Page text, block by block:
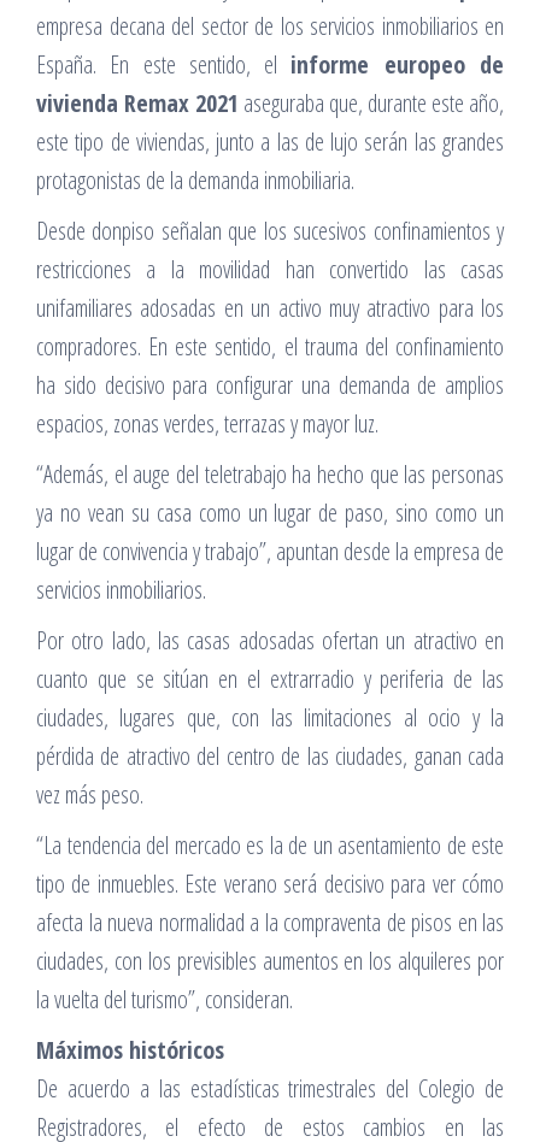
empresa decana del sector de los servicios inmobiliarios en
España. En este sentido, el informe europeo de
vivienda Remax 2021 aseguraba que, durante este año,
este tipo de viviendas, junto a las de lujo serán las grandes
protagonistas de la demanda inmobiliaria.
Desde donpiso señalan que los sucesivos confinamientos y
restricciones a la movilidad han convertido las casas
unifamiliares adosadas en un activo muy atractivo para los
compradores. En este sentido, el trauma del confinamiento
ha sido decisivo para configurar una demanda de amplios
espacios, zonas verdes, terrazas y mayor luz.
“Además, el auge del teletrabajo ha hecho que las personas
ya no vean su casa como un lugar de paso, sino como un
lugar de convivencia y trabajo”, apuntan desde la empresa de
servicios inmobiliarios.
Por otro lado, las casas adosadas ofertan un atractivo en
cuanto que se sitúan en el extrarradio y periferia de las
ciudades, lugares que, con las limitaciones al ocio y la
pérdida de atractivo del centro de las ciudades, ganan cada
vez más peso.
“La tendencia del mercado es la de un asentamiento de este
tipo de inmuebles. Este verano será decisivo para ver cómo
afecta la nueva normalidad a la compraventa de pisos en las
ciudades, con los previsibles aumentos en los alquileres por
la vuelta del turismo”, consideran.
Máximos históricos
De acuerdo a las estadísticas trimestrales del Colegio de
Registradores, el efecto de estos cambios en las